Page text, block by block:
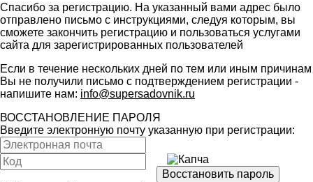
Спасибо за регистрацию. На указанный вами адрес было
отправлено письмо с инструкциями, следуя которым, вы
сможете закончить регистрацию и пользоваться услугами
сайта для зарегистрированных пользователей
Если в течение нескольких дней по тем или иным причинам
Вы не получили письмо с подтверждением регистрации -
напишите нам: info@supersadovnik.ru
ВОССТАНОВЛЕНИЕ ПАРОЛЯ
Введите электронную почту указанную при регистрации: